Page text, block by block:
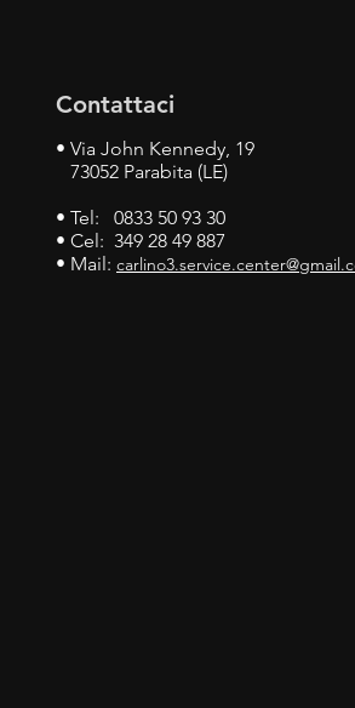
Contattaci
• Via John Kennedy, 19
73052 Parabita (LE)
• Tel: 0833 50 93 30
• Cel: 349 28 49 887
• Mail: